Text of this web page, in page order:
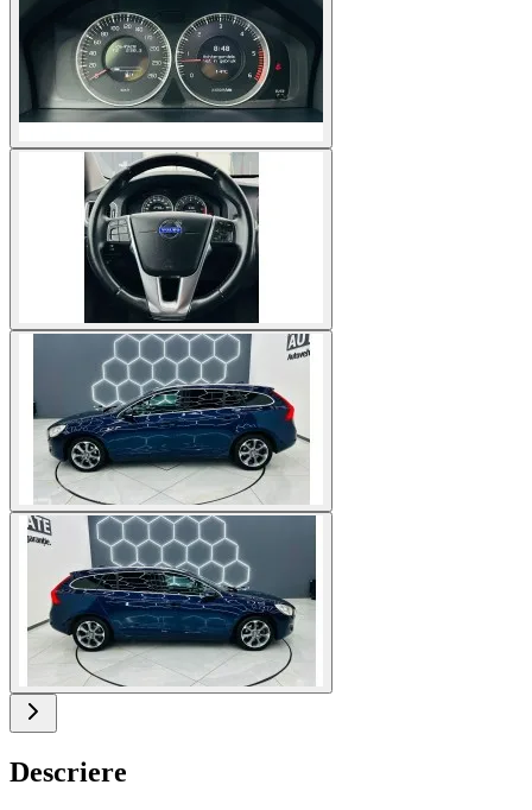
Descriere